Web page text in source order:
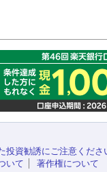
投資勧誘にご注意くださ
いて
著作権について